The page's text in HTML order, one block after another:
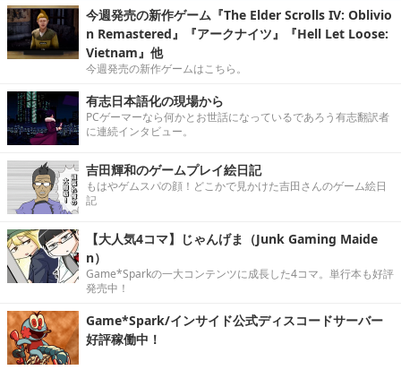
今週発売の新作ゲーム『The Elder Scrolls IV: Oblivio
n Remastered』『アークナイツ』『Hell Let Loose:
Vietnam』他
今週発売の新作ゲームはこちら。
有志日本語化の現場から
PCゲーマーなら何かとお世話になっているであろう有志翻訳者
に連続インタビュー。
吉田輝和のゲームプレイ絵日記
もはやゲムスパの顔！どこかで見かけた吉田さんのゲーム絵日
記
【大人気4コマ】じゃんげま（Junk Gaming Maide
n）
Game*Sparkの一大コンテンツに成長した4コマ。単行本も好評
発売中！
Game*Spark/インサイド公式ディスコードサーバー
好評稼働中！